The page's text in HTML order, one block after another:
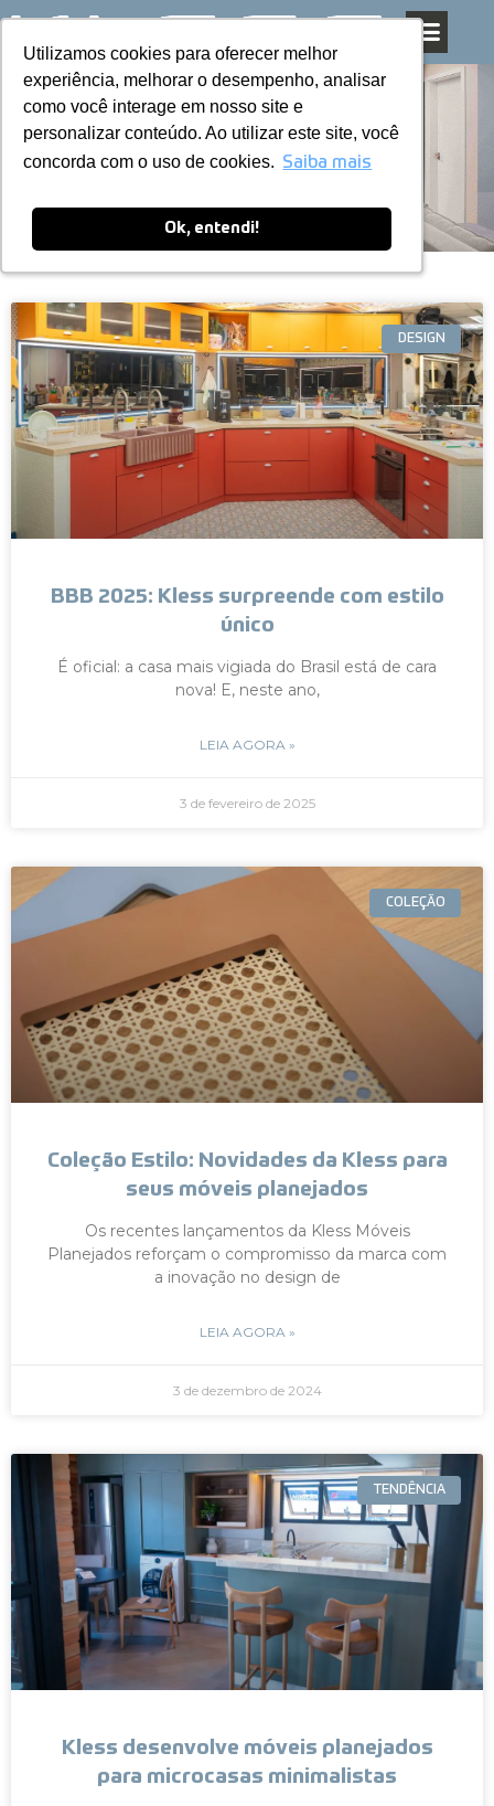
Utilizamos cookies para oferecer melhor
experiência, melhorar o desempenho, analisar
como você interage em nosso site e
personalizar conteúdo. Ao utilizar este site, você
concorda com o uso de cookies. Saiba mais
Ok, entendi!
Utilizamos cookies para oferecer melhor
experiência, melhorar o desempenho, analisar
como você interage em nosso site e
personalizar conteúdo. Ao utilizar este site, você
concorda com o uso de cookies. Saiba mais
Ok, entendi!
Pular
para
o
conteúdo
Blog
DESIGN
BBB 2025: Kless surpreende com estilo
único
É oficial: a casa mais vigiada do Brasil está de cara
nova! E, neste ano,
LEIA AGORA »
3 de fevereiro de 2025
COLEÇÃO
Coleção Estilo: Novidades da Kless para
seus móveis planejados
Os recentes lançamentos da Kless Móveis
Planejados reforçam o compromisso da marca com
a inovação no design de
LEIA AGORA »
3 de dezembro de 2024
TENDÊNCIA
Kless desenvolve móveis planejados
para microcasas minimalistas